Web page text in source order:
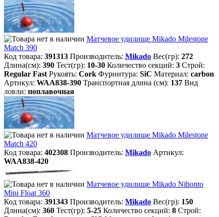
Матчевое удилище Mikado Milestone
Match 390
Код товара: 391313 Производитель: Mikado Вес(гр): 272
Длина(см): 390 Тест(гр): 10-30 Количество секций: 3 Строй:
Regular Fast Рукоять: Cork Фурнитура: SiC Материал: carbon
Артикул: WAA838-390 Транспортная длина (см): 137 Вид
ловли: поплавочная
Матчевое удилище Mikado Milestone
Match 420
Код товара: 402308 Производитель: Mikado Артикул:
WAA838-420
Матчевое удилище Mikado Nihonto
Mini Float 360
Код товара: 391343 Производитель: Mikado Вес(гр): 150
Длина(см): 360 Тест(гр): 5-25 Количество секций: 8 Строй: